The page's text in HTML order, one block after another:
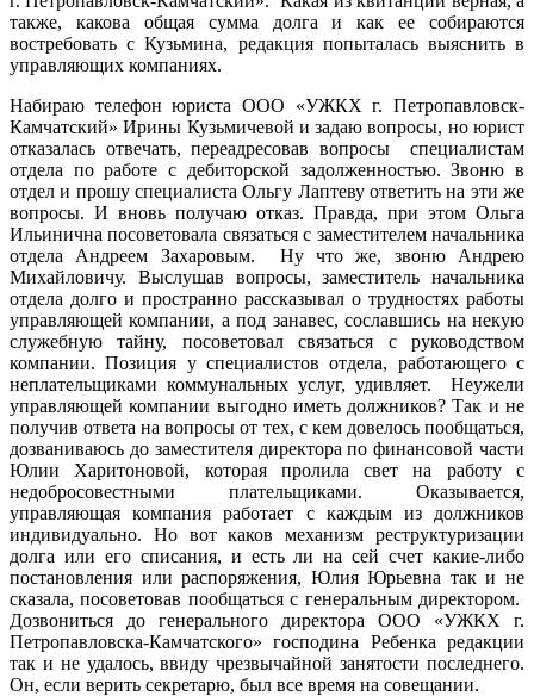
также, какова общая сумма долга и как ее собираются
востребовать с Кузьмина, редакция попыталась выяснить в
управляющих компаниях.
Набираю телефон юриста ООО «УЖКХ г. Петропавловск-
Камчатский» Ирины Кузьмичевой и задаю вопросы, но юрист
отказалась отвечать, переадресовав вопросы специалистам
отдела по работе с дебиторской задолженностью. Звоню в
отдел и прошу специалиста Ольгу Лаптеву ответить на эти же
вопросы. И вновь получаю отказ. Правда, при этом Ольга
Ильинична посоветовала связаться с заместителем начальника
отдела Андреем Захаровым. Ну что же, звоню Андрею
Михайловичу. Выслушав вопросы, заместитель начальника
отдела долго и пространно рассказывал о трудностях работы
управляющей компании, а под занавес, сославшись на некую
служебную тайну, посоветовал связаться с руководством
компании. Позиция у специалистов отдела, работающего с
неплательщиками коммунальных услуг, удивляет. Неужели
управляющей компании выгодно иметь должников? Так и не
получив ответа на вопросы от тех, с кем довелось пообщаться,
дозваниваюсь до заместителя директора по финансовой части
Юлии Харитоновой, которая пролила свет на работу с
недобросовестными плательщиками. Оказывается,
управляющая компания работает с каждым из должников
индивидуально. Но вот каков механизм реструктуризации
долга или его списания, и есть ли на сей счет какие-либо
постановления или распоряжения, Юлия Юрьевна так и не
сказала, посоветовав пообщаться с генеральным директором.
Дозвониться до генерального директора ООО «УЖКХ г.
Петропавловска-Камчатского» господина Ребенка редакции
так и не удалось, ввиду чрезвычайной занятости последнего.
Он, если верить секретарю, был все время на совещании.